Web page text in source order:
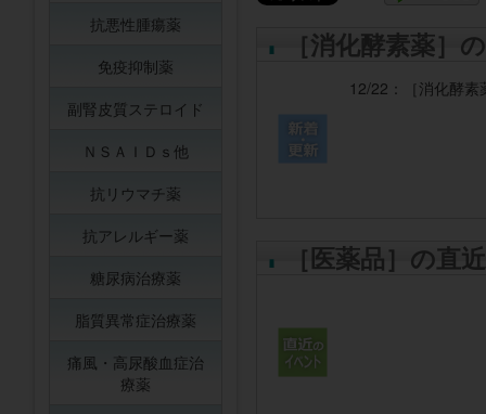
［消化酵素薬］
12/22： ［消化酵
［医薬品］の直
抗悪性腫瘍薬
免疫抑制薬
副腎皮質ステロイド
ＮＳＡＩＤｓ他
抗リウマチ薬
抗アレルギー薬
糖尿病治療薬
脂質異常症治療薬
痛風・高尿酸血症治
療薬